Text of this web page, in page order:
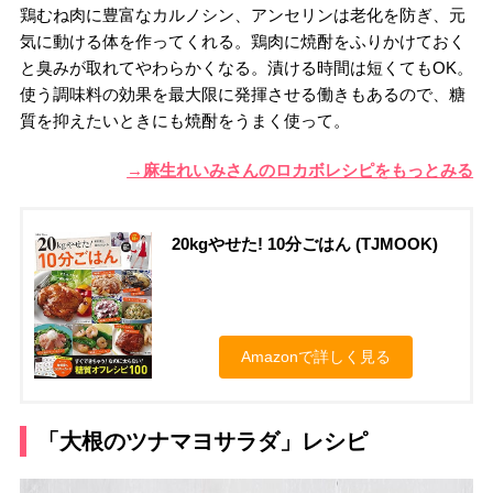
鶏むね肉に豊富なカルノシン、アンセリンは老化を防ぎ、元
気に動ける体を作ってくれる。鶏肉に焼酎をふりかけておく
と臭みが取れてやわらかくなる。漬ける時間は短くてもOK。
使う調味料の効果を最大限に発揮させる働きもあるので、糖
質を抑えたいときにも焼酎をうまく使って。
→麻生れいみさんのロカボレシピをもっとみる
20kgやせた! 10分ごはん (TJMOOK)
Amazonで詳しく見る
「大根のツナマヨサラダ」レシピ